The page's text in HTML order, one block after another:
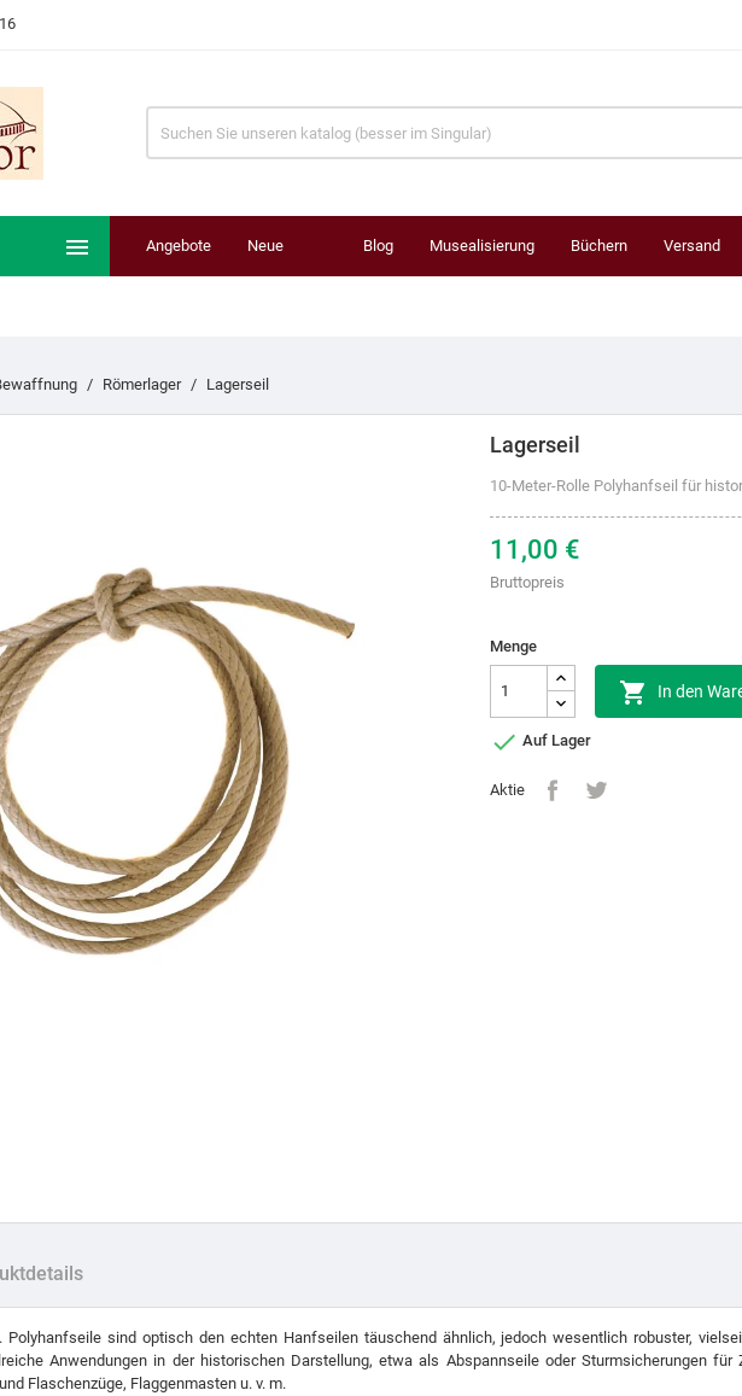
 Angebote Neue Blog Musealisierung Büchern Versand
Römerlager Lagerseil
Lagerseil
10-Meter-Rolle Polyhanfseil für
11,00 €
Bruttopreis
Menge
 In den
 Auf Lager
Aktie
Polyhanfseile sind optisch den echten Hanfseilen täuschend ähnlich, jedoch wesentlich robuster,
Anwendungen in der historischen Darstellung, etwa als Abspannseile oder Sturmsicherungen
Flaschenzüge, Flaggenmasten u. v. m.